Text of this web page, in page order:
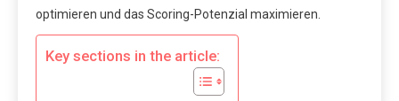
optimieren und das Scoring-Potenzial maximieren.
Key sections in the article: